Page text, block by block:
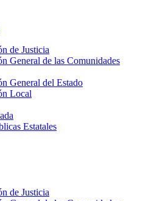
de Justicia
General de las Comunidades
General del Estado
Local
Estatales
de Justicia